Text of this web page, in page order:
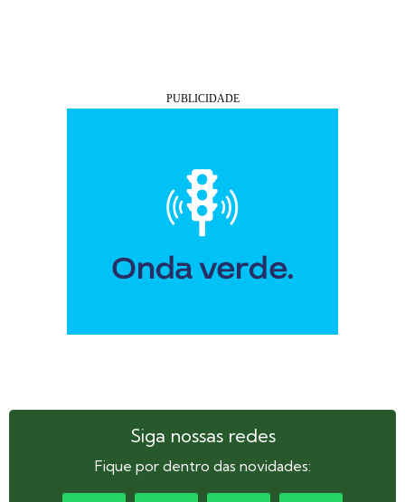
Siga nossas redes
Fique por dentro das novidades: